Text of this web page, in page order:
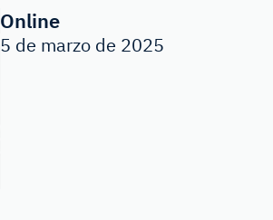
Online
5 de marzo de 2025